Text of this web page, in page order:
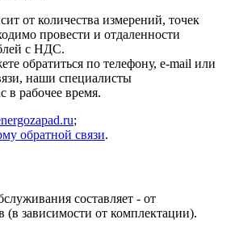
от количества измерений, точек
провести и отдаленности
с НДС.
обратиться по телефону, e-mail или
наши специалисты
в рабочее время.
;
обратной связи.
составляет - от
(в зависимости от комплектации).